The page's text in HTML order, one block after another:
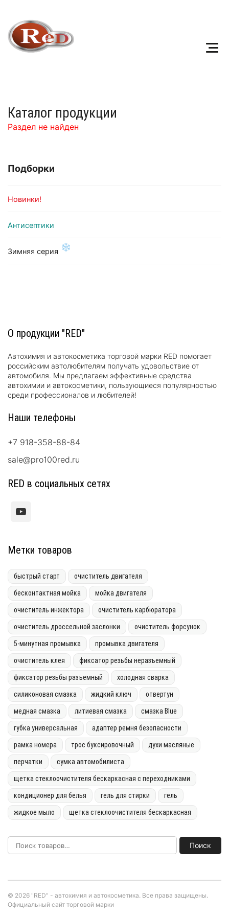
Каталог продукции
Раздел не найден
Подборки
Новинки!
Антисептики
Зимняя серия ❄
О продукции "RED"
Автохимия и автокосметика торговой марки RED помогает
российским автолюбителям получать удовольствие от
автомобиля. Мы предлагаем эффективные средства
автохимии и автокосметики, пользующиеся популярностью
среди профессионалов и любителей!
Наши телефоны
+7 918-358-88-84
sale@pro100red.ru
RED в социальных сетях
Метки товаров
быстрый старт очиститель двигателя
бесконтактная мойка мойка двигателя
очиститель инжектора очиститель карбюратора
очиститель дроссельной заслонки очиститель форсунок
5-минутная промывка промывка двигателя
очиститель клея фиксатор резьбы неразъемный
фиксатор резьбы разъемный холодная сварка
силиконовая смазка жидкий ключ отвертун
медная смазка литиевая смазка смазка Blue
губка универсальная адаптер ремня безопасности
рамка номера трос буксировочный духи масляные
перчатки сумка автомобилиста
щетка стеклоочистителя бескаркасная с переходниками
кондиционер для белья гель для стирки гель
жидкое мыло щетка стеклоочистителя бескаркасная
Поиск
© 2026 "RED" - автохимия и автокосметика. Все права защищены.
Официальный сайт торговой марки